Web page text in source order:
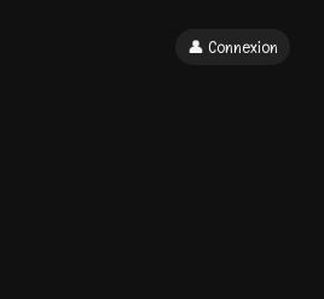
👤 Connexion